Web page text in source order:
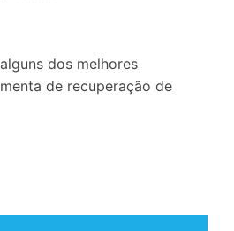
dos melhores
de recuperação de